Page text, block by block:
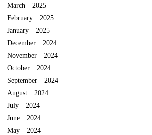
March 2025
February 2025
January 2025
December 2024
November 2024
October 2024
September 2024
August 2024
July 2024
June 2024
May 2024